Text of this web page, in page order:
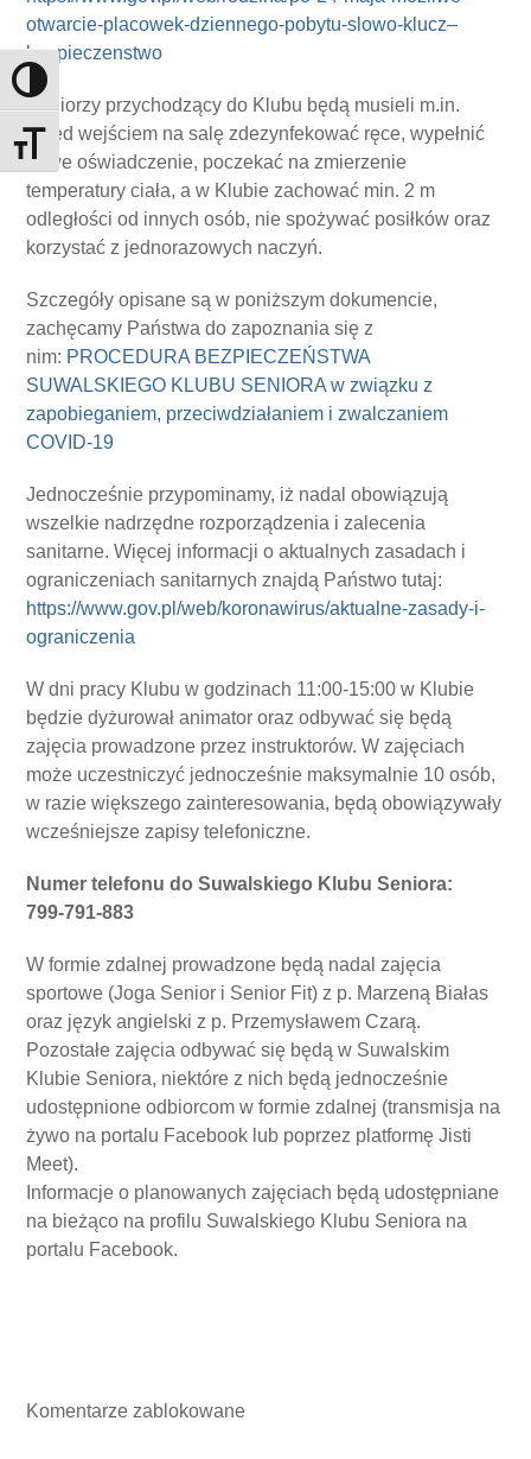
Toggle High Contrast
Toggle Font size
otwarcie-placowek-dziennego-pobytu-slowo-klucz–
bezpieczenstwo
Seniorzy przychodzący do Klubu będą musieli m.in.
przed wejściem na salę zdezynfekować ręce, wypełnić
nowe oświadczenie, poczekać na zmierzenie
temperatury ciała, a w Klubie zachować min. 2 m
odległości od innych osób, nie spożywać posiłków oraz
korzystać z jednorazowych naczyń.
Szczegóły opisane są w poniższym dokumencie,
zachęcamy Państwa do zapoznania się z
nim: PROCEDURA BEZPIECZEŃSTWA
SUWALSKIEGO KLUBU SENIORA w związku z
zapobieganiem, przeciwdziałaniem i zwalczaniem
COVID-19
Jednocześnie przypominamy, iż nadal obowiązują
wszelkie nadrzędne rozporządzenia i zalecenia
sanitarne. Więcej informacji o aktualnych zasadach i
ograniczeniach sanitarnych znajdą Państwo tutaj:
https://www.gov.pl/web/koronawirus/aktualne-zasady-i-
ograniczenia
W dni pracy Klubu w godzinach 11:00-15:00 w Klubie
będzie dyżurował animator oraz odbywać się będą
zajęcia prowadzone przez instruktorów. W zajęciach
może uczestniczyć jednocześnie maksymalnie 10 osób,
w razie większego zainteresowania, będą obowiązywały
wcześniejsze zapisy telefoniczne.
Numer telefonu do Suwalskiego Klubu Seniora:
799-791-883
W formie zdalnej prowadzone będą nadal zajęcia
sportowe (Joga Senior i Senior Fit) z p. Marzeną Białas
oraz język angielski z p. Przemysławem Czarą.
Pozostałe zajęcia odbywać się będą w Suwalskim
Klubie Seniora, niektóre z nich będą jednocześnie
udostępnione odbiorcom w formie zdalnej (transmisja na
żywo na portalu Facebook lub poprzez platformę Jisti
Meet).
Informacje o planowanych zajęciach będą udostępniane
na bieżąco na profilu Suwalskiego Klubu Seniora na
portalu Facebook.
Komentarze zablokowane